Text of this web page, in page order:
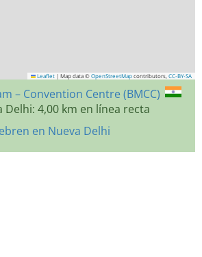
Leaflet | Map data © OpenStreetMap contributors, CC-BY-SA
– Convention Centre (BMCC)
Delhi: 4,00 km en línea recta
en Nueva Delhi